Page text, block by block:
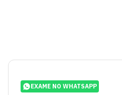
EXAME NO WHATSAPP